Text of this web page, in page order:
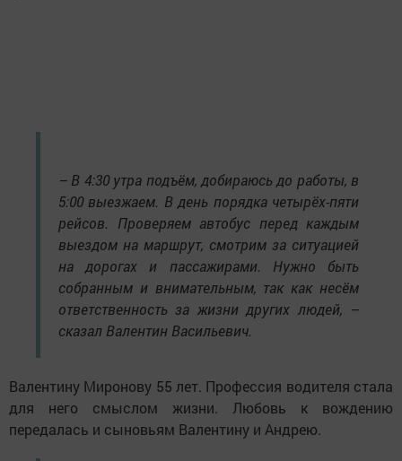
– В 4:30 утра подъём, добираюсь до работы, в
5:00 выезжаем. В день порядка четырёх-пяти
рейсов. Проверяем автобус перед каждым
выездом на маршрут, смотрим за ситуацией
на дорогах и пассажирами. Нужно быть
собранным и внимательным, так как несём
ответственность за жизни других людей, –
сказал Валентин Васильевич.
Валентину Миронову 55 лет. Профессия водителя стала
для него смыслом жизни. Любовь к вождению
передалась и сыновьям Валентину и Андрею.